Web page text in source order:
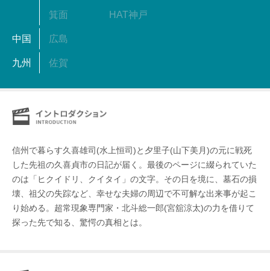
箕面 HAT神戸
中国 広島
九州 佐賀
信州で暮らす久喜雄司(水上恒司)と夕里子(山下美月)の元に戦死
した先祖の久喜貞市の日記が届く。最後のページに綴られていた
のは「ヒクイドリ、クイタイ」の文字。その日を境に、墓石の損
壊、祖父の失踪など、幸せな夫婦の周辺で不可解な出来事が起こ
り始める。超常現象専門家・北斗総一郎(宮舘涼太)の力を借りて
探った先で知る、驚愕の真相とは。